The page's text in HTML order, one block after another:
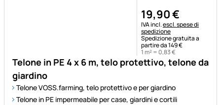
Telone in PE 4 x 6 m, telo protettivo, telone da
giardino
Telone VOSS.farming, telo protettivo e per giardino
Telone in PE impermeabile per case, giardini e cortili
19,90€
Informazioni fiscali:
IVA incl.escl. spese di
spedizione
Spedizione gratuita a
partire da 149 €
1 m² = 0,83€